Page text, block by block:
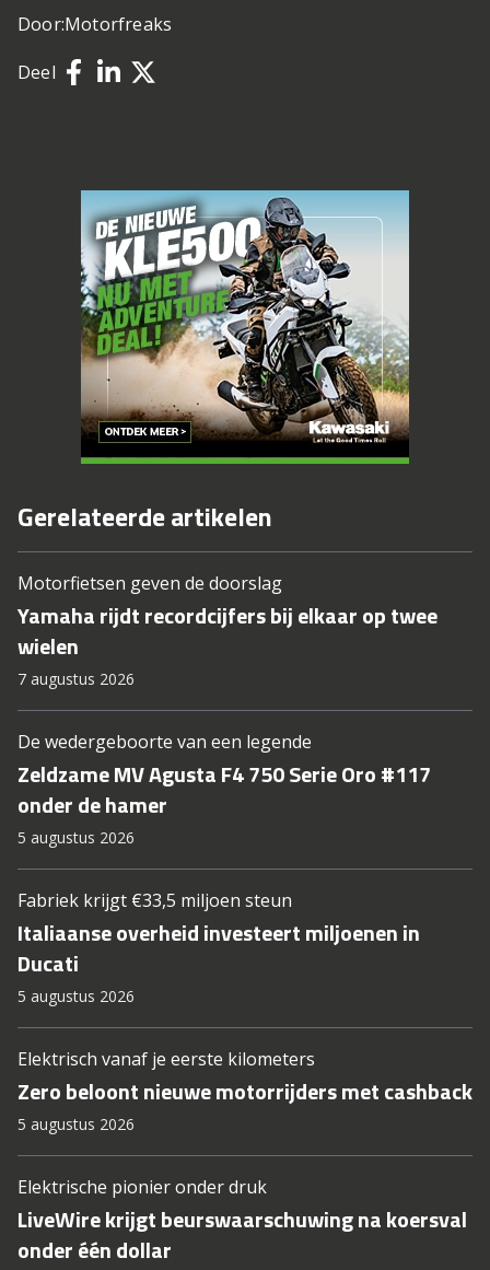
Door:Motorfreaks
Deel
Gerelateerde artikelen
Motorfietsen geven de doorslag
Yamaha rijdt recordcijfers bij elkaar op twee
wielen
7 augustus 2026
De wedergeboorte van een legende
Zeldzame MV Agusta F4 750 Serie Oro #117
onder de hamer
5 augustus 2026
Fabriek krijgt €33,5 miljoen steun
Italiaanse overheid investeert miljoenen in
Ducati
5 augustus 2026
Elektrisch vanaf je eerste kilometers
Zero beloont nieuwe motorrijders met cashback
5 augustus 2026
Elektrische pionier onder druk
LiveWire krijgt beurswaarschuwing na koersval
onder één dollar